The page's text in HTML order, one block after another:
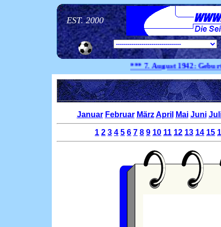
EST. 2000
*** 7. August1942:Geburtstag
Januar Februar März April Mai Juni
1 2 3 4 5 6 7 8 9 10 11 12 13 14 15